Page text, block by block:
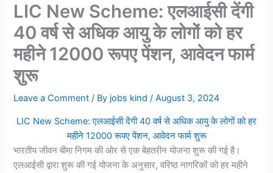
LIC New Scheme: एलआईसी देंगी
40 वर्ष से अधिक आयु के लोगों को हर
महीने 12000 रूपए पेंशन, आवेदन फार्म
शुरू
Leave a Comment / By jobs kind/August 3, 2024
LIC New Scheme: एलआईसी देंगी 40 वर्ष से अधिक आयु के लोगों को हर
महीने 12000 रूपए पेंशन, आवेदन फार्म शुरू
भारतीय जीवन बीमा निगम की ओर से एक बेहतरीन योजना शुरू की गई है।
एलआईसी द्वारा शुरू की गई योजना के अनुसार, वरिष्ठ नागरिकों को हर महीने